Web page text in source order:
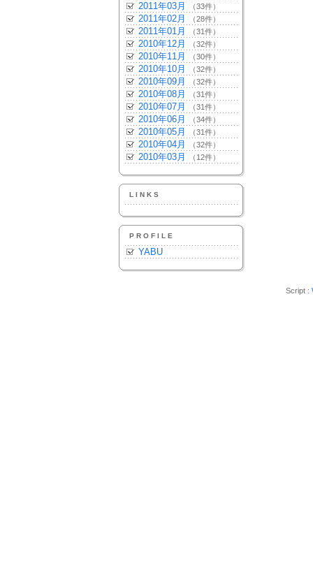
2011年03月 （33件）
2011年02月 （28件）
2011年01月 （31件）
2010年12月 （32件）
2010年11月 （30件）
2010年10月 （32件）
2010年09月 （32件）
2010年08月 （31件）
2010年07月 （31件）
2010年06月 （34件）
2010年05月 （31件）
2010年04月 （32件）
2010年03月 （12件）
LINKS
PROFILE
YABU
Script :